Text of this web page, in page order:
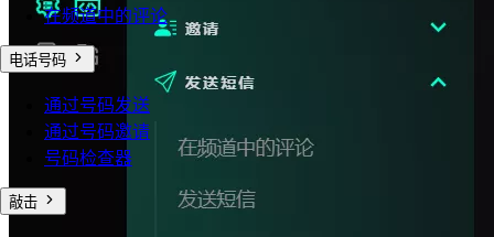
在频道中的评论
电话号码
通过号码发送
通过号码邀请
号码检查器
敲击